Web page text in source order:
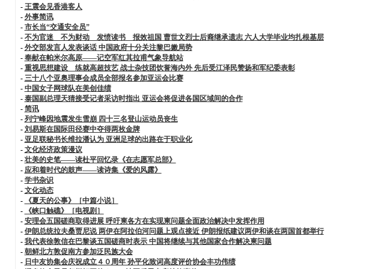
- 王震会见香港客人
- 外事简讯
- 市长当“交通安全员”
- 不为官迷 不为财动 发愤读书 报效祖国 曹世文烈士后裔继承遗志 六人大学毕业均扎根基层
- 外交部发言人发表谈话 中国政府十分关注黎巴嫩局势
- 奉献在帕米尔高原——记空军红其拉甫气象导航站
- 重视思想建设 练就高超技艺 战士杂技团饮誉海内外 先后受江泽民赞扬和军纪委表彰
- 三十八个亚奥理事会成员全部报名参加亚运会比赛
- 中国女子网球队在美创佳绩
- 泰国副总理天猜接受记者采访时指出 亚运会将促进各国区域间的合作
- 简讯
- 列宁峰因地震发生雪崩 四十三名登山运动员丧生
- 刘易斯在国际田径赛中夺得两枚金牌
- 亚足联秘书长维拉潘认为 亚洲足球的出路在于职业化
- 文化经济政策漫议
- 壮美的史笔——读杜平回忆录《在志愿军总部》
- 应和着时代的鼓声——读诗集《爱的风露》
- 学书杂识
- 文化动态
-
《夏天的公事》［中篇小说］
-
《峡口触礁》［电视剧］
- 安理会五国磋商取得进展 呼吁柬各方在实现柬问题全面政治解决中发挥作用
- 伊朗总统拉夫桑贾尼说 两伊在阿拉伯河问题上观点接近 伊朗报纸建议两伊和谈在两国首都举行
- 我代表徐敦信在巴黎谈五国磋商时表示 中国将继续与其他国家合作解决柬问题
- 朝鲜北方敦促南方参加泛民族大会
- 日中友协集会庆祝成立４０周年 孙平化致词高度评价协会丰功伟绩